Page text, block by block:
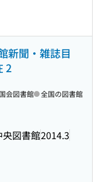
新聞・雑誌目
2
央図書館2014.3
会図書館 全国の図書館